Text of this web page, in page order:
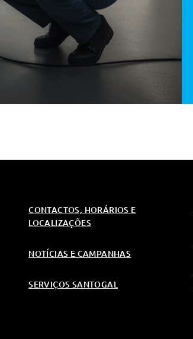
CONTACTOS, HORÁRIOS E
LOCALIZAÇÕES
NOTÍCIAS E CAMPANHAS
SERVIÇOS SANTOGAL